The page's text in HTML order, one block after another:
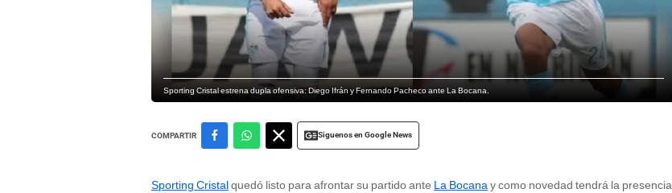
Sporting Cristal estrena dupla ofensiva: Diego Ifrán y Fernando Pacheco ante La Bocana.
COMPARTIR Siguenos en Google News
Sporting Cristalquedó listo para afrontar su partido ante La Bocana y como novedad tendrá la presencia